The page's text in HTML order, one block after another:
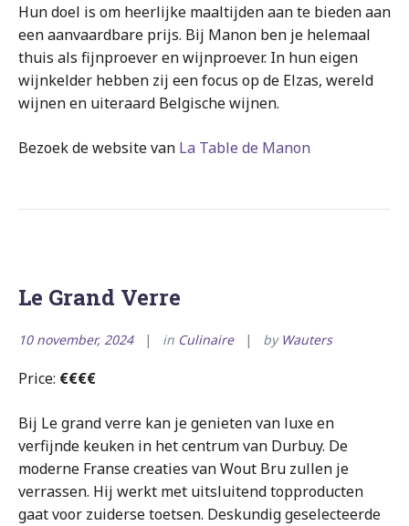
Hun doel is om heerlijke maaltijden aan te bieden aan
een aanvaardbare prijs. Bij Manon ben je helemaal
thuis als fijnproever en wijnproever. In hun eigen
wijnkelder hebben zij een focus op de Elzas, wereld
wijnen en uiteraard Belgische wijnen.
Bezoek de website van La Table de Manon
Le Grand Verre
10 november, 2024 in Culinaire by Wauters
Price: €€€€
Bij Le grand verre kan je genieten van luxe en
verfijnde keuken in het centrum van Durbuy. De
moderne Franse creaties van Wout Bru zullen je
verrassen. Hij werkt met uitsluitend topproducten
gaat voor zuiderse toetsen. Deskundig geselecteerde